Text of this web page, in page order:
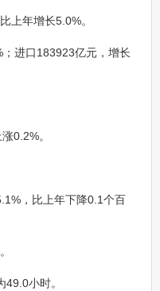
上年增长5.0%。
进口183923亿元，增长
0.2%。
，比上年下降0.1个百
小时。